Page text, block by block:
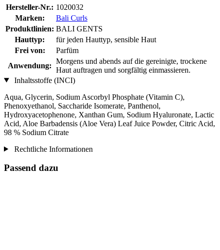
Hersteller-Nr.: 1020032
Marken:
Bali Curls
Produktlinien: BALI GENTS
Hauttyp:
für jeden Hauttyp, sensible Haut
Frei von:
Parfüm
Anwendung:
Morgens und abends auf die gereinigte, trockene
Haut auftragen und sorgfältig einmassieren.
Inhaltsstoffe (INCI)
Aqua, Glycerin, Sodium Ascorbyl Phosphate (Vitamin C),
Phenoxyethanol, Saccharide Isomerate, Panthenol,
Hydroxyacetophenone, Xanthan Gum, Sodium Hyaluronate, Lactic
Acid, Aloe Barbadensis (Aloe Vera) Leaf Juice Powder, Citric Acid,
98 % Sodium Citrate
Rechtliche Informationen
Passend dazu